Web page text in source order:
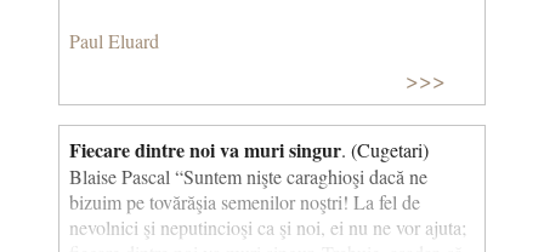
Paul Eluard
>>>
Fiecare dintre noi va muri singur. (Cugetari)
Blaise Pascal “Suntem nişte caraghioşi dacă ne
bizuim pe tovărăşia semenilor noştri! La fel de
nevolnici şi neputincioşi ca şi noi, ei nu ne vor ajuta;